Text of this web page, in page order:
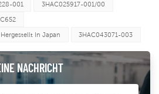
001 3HAC025917-001/00
In Japan 3HAC043071-003
NACHRICHT